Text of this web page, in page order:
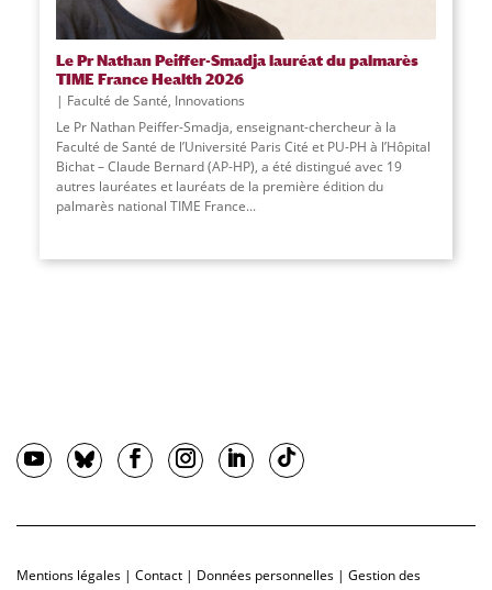
Le Pr Nathan Peiffer-Smadja lauréat du palmarès
TIME France Health 2026
Faculté de Santé, Innovations
Le Pr Nathan Peiffer-Smadja, enseignant-chercheur à la
Faculté de Santé de l’Université Paris Cité et PU-PH à l’Hôpital
Bichat – Claude Bernard (AP-HP), a été distingué avec 19
autres lauréates et lauréats de la première édition du
palmarès national TIME France...
Mentions légales | Contact | Données personnelles | Gestion des